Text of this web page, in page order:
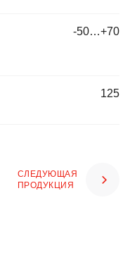
-50…+70
125
СЛЕДУЮЩАЯ
ПРОДУКЦИЯ